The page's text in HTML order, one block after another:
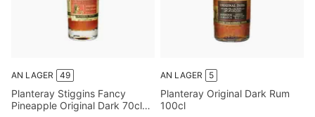
AN LAGER 49
Planteray Stiggins Fancy
Pineapple Original Dark 70cl
AN LAGER 5
Planteray Original Dark Rum
100cl